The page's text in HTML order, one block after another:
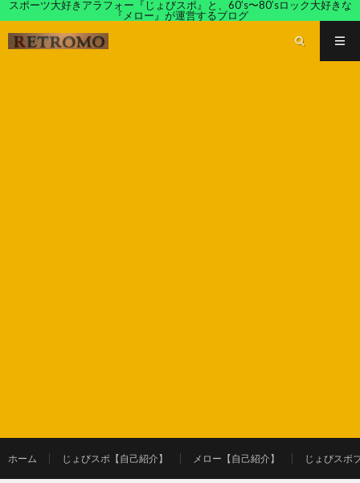
スポーツ大好きアラフォー『じょびスポ』と、60’s〜80’sロック大好きな
『メロー』が運営するブログ
ホーム じょびスポ【自己紹介】 メロー【自己紹介】 じょびスポ